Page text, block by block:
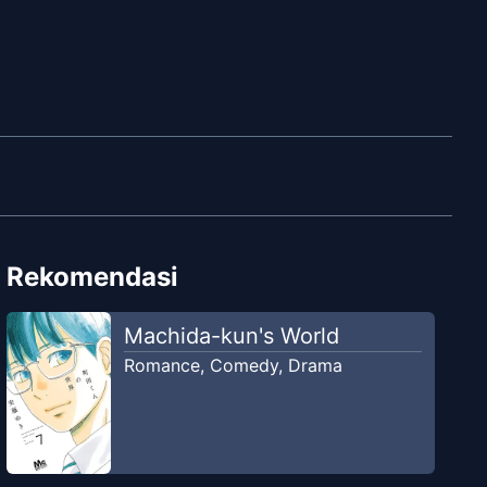
Rekomendasi
Machida-kun's World
Romance, Comedy, Drama